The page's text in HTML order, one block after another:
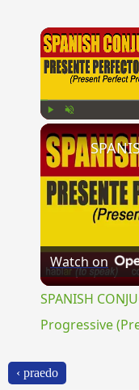
Watch on
SPANISH
Progressive
‹ praedo